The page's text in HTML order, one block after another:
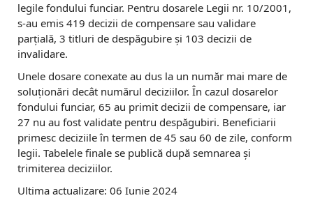
legile fondului funciar. Pentru dosarele Legii nr. 10/2001,
s-au emis 419 decizii de compensare sau validare
parțială, 3 titluri de despăgubire și 103 decizii de
invalidare.
Unele dosare conexate au dus la un număr mai mare de
soluționări decât numărul deciziilor. În cazul dosarelor
fondului funciar, 65 au primit decizii de compensare, iar
27 nu au fost validate pentru despăgubiri. Beneficiarii
primesc deciziile în termen de 45 sau 60 de zile, conform
legii. Tabelele finale se publică după semnarea și
trimiterea deciziilor.
Ultima actualizare: 06 Iunie 2024